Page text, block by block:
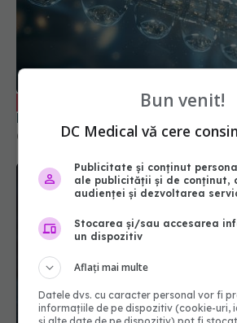
Mihai Băican: E medicament
07 iul 2025, 20:52
Bun venit!
DC Medical vă cere
Publicitate și conținut
ale publicității și de conținut,
audienței și dezvoltarea
Stocarea și/sau accesarea
un dispozitiv
Aflați mai multe
Datele dvs. cu caracter personal vor fi
informațiile de pe dispozitiv (cookie-uri,